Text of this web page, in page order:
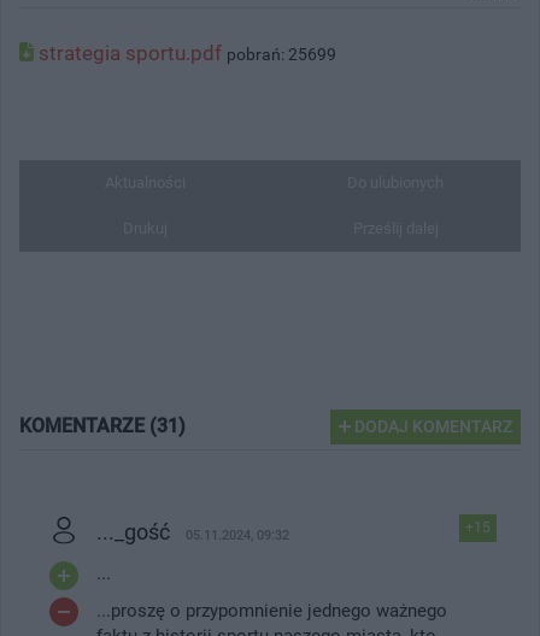
strategia sportu.pdf pobrań: 25699
KOMENTARZE (31) DODAJ KOMENTARZ
+15
..._gość 05.11.2024, 09:32
...
...proszę o przypomnienie jednego ważnego